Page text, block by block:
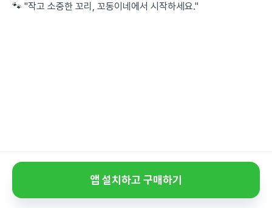
🐾 "작고 소중한 꼬리, 꼬동이네에서 시작하세요."
앱 설치하고 구매하기